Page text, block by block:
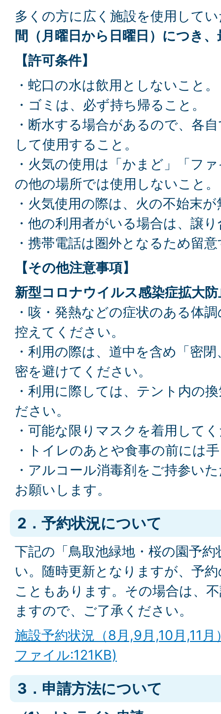
多くの方に広く施設を使用して
間（月曜日から日曜日）につき
【許可条件】
・蛇口の水は飲用としないこと。
・ゴミは、必ず持ち帰ること。
・断水する場合があるので、各
して使用すること。
・火気の使用は「かまど」「フ
の他の場所では使用しないこと。
・火気使用の際は、火の不始末
・他の利用者がいる場合は、譲
・携帯電話は圏外となるため留
【その他注意事項】
新型コロナウイルス感染症拡大
・咳・発熱などの症状のある体
控えてください。
・利用の際は、道中を含め「密
密を避けてください。
・利用に際しては、テント内の
ださい。
・可能な限りマスクを着用して
・トイレのあとや食事の前には
・アルコール消毒剤をご持参い
お願いします。
2．予約状況について
下記の「鳥取池緑地・桜の園予
い。随時更新となりますが、予
こともあります。その場合は、
ますので、ご了承ください。
施設予約状況（8月,9月,10月,11
ファイル:121KB)
3．申請方法について